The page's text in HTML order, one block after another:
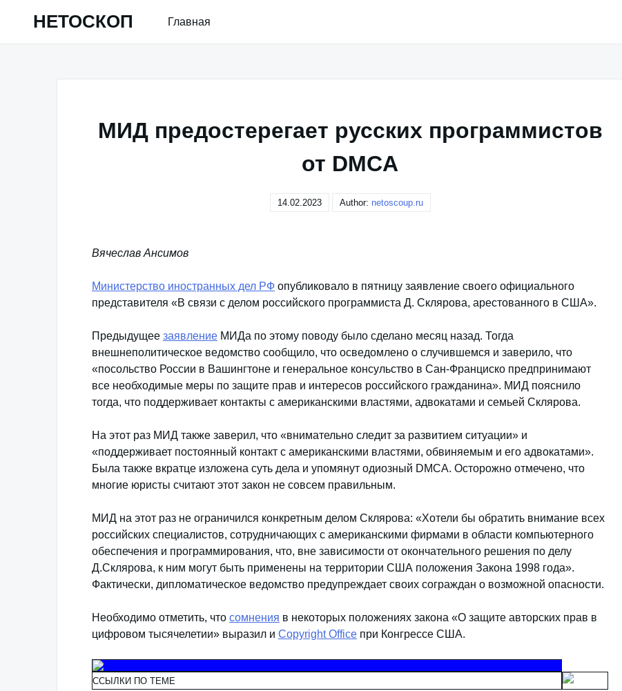
НЕТОСКОП Главная
МИД предостерегает русских программистов
от DMCA
14.02.2023 Author: netoscoup.ru
Вячеслав Ансимов
Министерство иностранных дел РФ опубликовало в пятницу заявление своего официального
представителя «В связи с делом российского программиста Д. Склярова, арестованного в США».
Предыдущее заявление МИДа по этому поводу было сделано месяц назад. Тогда
внешнеполитическое ведомство сообщило, что осведомлено о случившемся и заверило, что
«посольство России в Вашингтоне и генеральное консульство в Сан-Франциско предпринимают
все необходимые меры по защите прав и интересов российского гражданина». МИД пояснило
тогда, что поддерживает контакты с американскими властями, адвокатами и семьей Склярова.
На этот раз МИД также заверил, что «внимательно следит за развитием ситуации» и
«поддерживает постоянный контакт с американскими властями, обвиняемым и его адвокатами».
Была также вкратце изложена суть дела и упомянут одиозный DMCA. Осторожно отмечено, что
многие юристы считают этот закон не совсем правильным.
МИД на этот раз не ограничился конкретным делом Склярова: «Хотели бы обратить внимание всех
российских специалистов, сотрудничающих с американскими фирмами в области компьютерного
обеспечения и программирования, что, вне зависимости от окончательного решения по делу
Д.Склярова, к ним могут быть применены на территории США положения Закона 1998 года».
Фактически, дипломатическое ведомство предупреждает своих сограждан о возможной опасности.
Необходимо отметить, что сомнения в некоторых положениях закона «О защите авторских прав в
цифровом тысячелетии» выразил и Copyright Office при Конгрессе США.
ССЫЛКИ ПО ТЕМЕ